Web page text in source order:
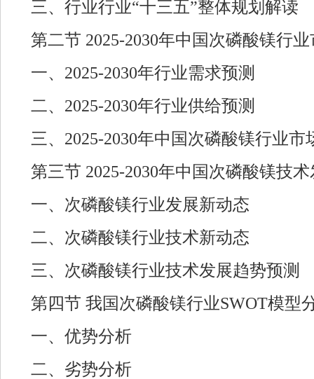
三、行业行业“十三五”整体规划解读
第二节 2025-2030年中国次磷酸镁行
一、2025-2030年行业需求预测
二、2025-2030年行业供给预测
三、2025-2030年中国次磷酸镁行业
第三节 2025-2030年中国次磷酸镁技
一、次磷酸镁行业发展新动态
二、次磷酸镁行业技术新动态
三、次磷酸镁行业技术发展趋势预测
第四节 我国次磷酸镁行业SWOT模型
一、优势分析
二、劣势分析